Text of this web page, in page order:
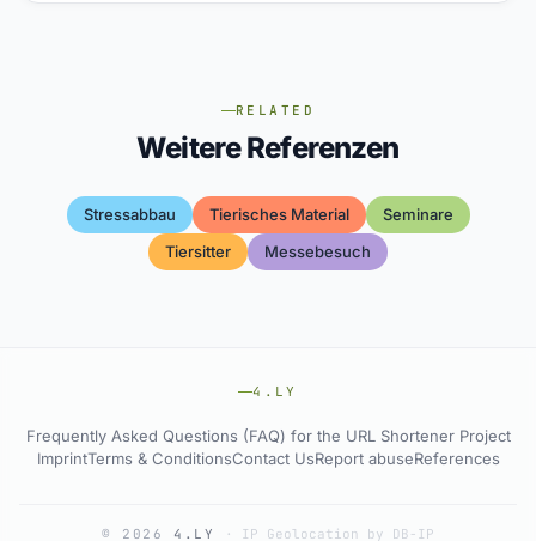
RELATED
Weitere Referenzen
Stressabbau Tierisches Material
Seminare
Tiersitter
Messebesuch
4.LY
Frequently Asked Questions (FAQ) for the URL Shortener Project
ImprintTerms & ConditionsContact UsReport abuseReferences
© 2026 4.LY · IP Geolocation by DB-IP